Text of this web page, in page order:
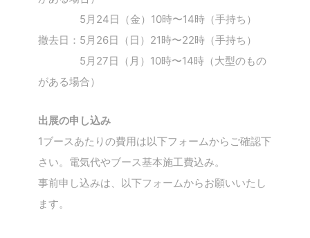
5月24日（金）10時〜14時（手持ち）
撤去日：5月26日（日）21時〜22時（手持ち）
5月27日（月）10時〜14時（大型のもの
がある場合）
出展の申し込み
1ブースあたりの費用は以下フォームからご確認下
さい。電気代やブース基本施工費込み。
事前申し込みは、以下フォームからお願いいたし
ます。